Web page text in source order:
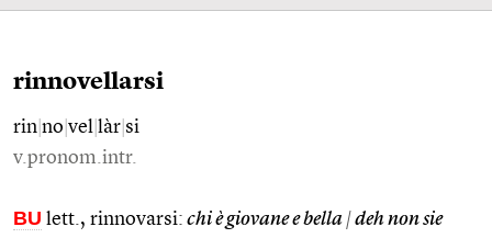
rinnovellarsi
rin no vel làr si
v.pronom.intr.
BU lett., rinnovarsi: chi è giovane e bella |deh non sie